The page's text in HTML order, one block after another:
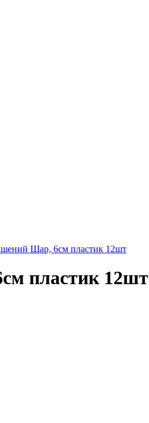
Шар, 6см пластик 12шт
пластик 12шт